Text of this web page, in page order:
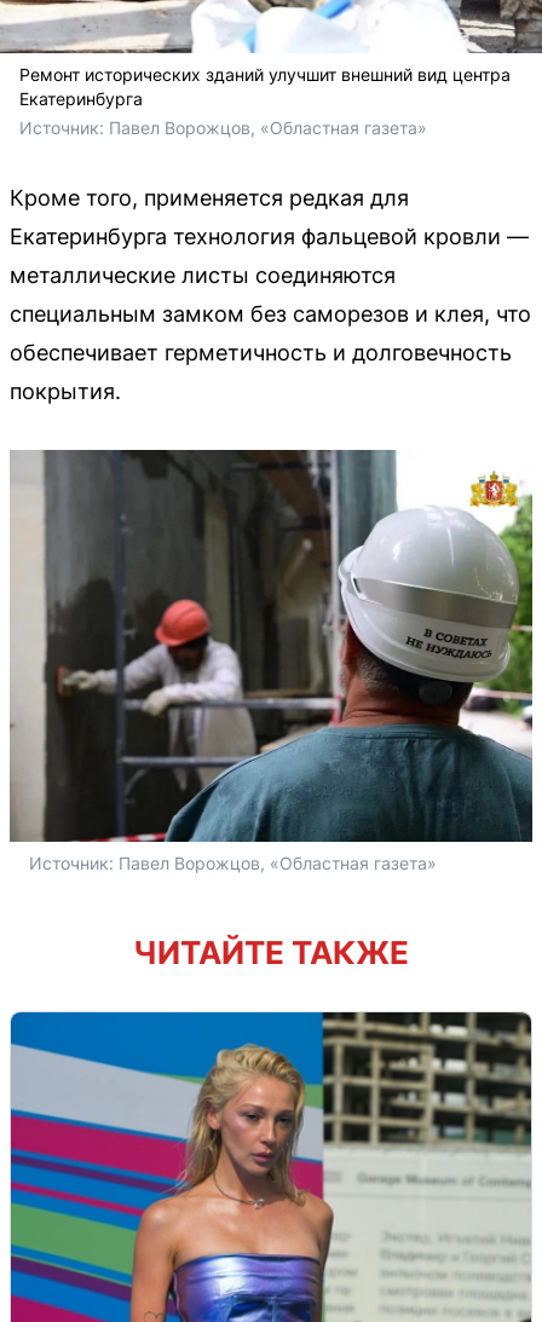
Ремонт исторических зданий улучшит внешний вид центра
Екатеринбурга
Источник: Павел Ворожцов, «Областная газета»
Кроме того, применяется редкая для
Екатеринбурга технология фальцевой кровли —
металлические листы соединяются
специальным замком без саморезов и клея, что
обеспечивает герметичность и долговечность
покрытия.
Источник: Павел Ворожцов, «Областная газета»
ЧИТАЙТЕ ТАКЖЕ